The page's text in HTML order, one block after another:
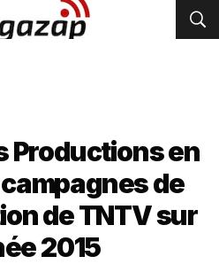
Productions en
de
de TNTV sur
2015